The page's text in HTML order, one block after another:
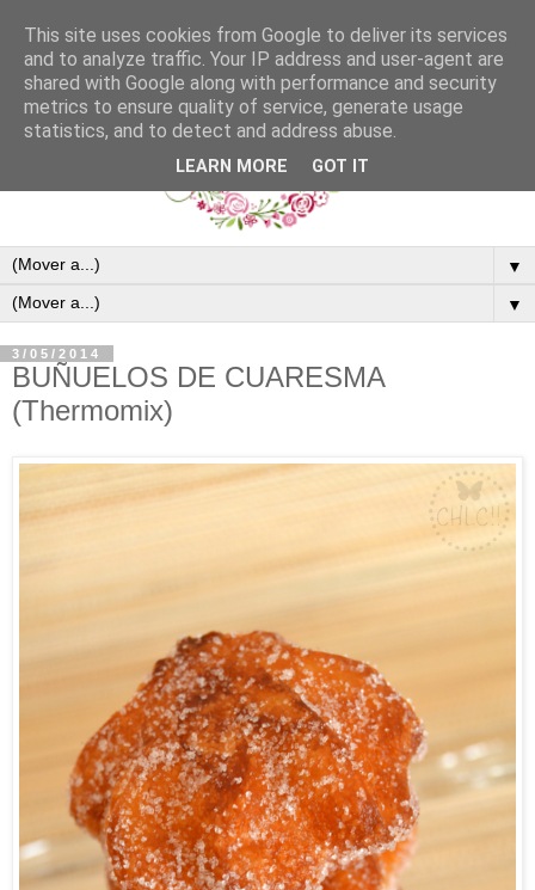
▼
▼
3/05/2014
BUÑUELOS DE CUARESMA
(Thermomix)
This site uses cookies from Google to deliver its services
and to analyze traffic. Your IP address and user-agent are
shared with Google along with performance and security
metrics to ensure quality of service, generate usage
statistics, and to detect and address abuse.
LEARN MORE GOT IT